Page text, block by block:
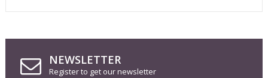
NEWSLETTER
Register to get our newsletter